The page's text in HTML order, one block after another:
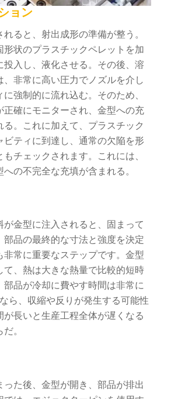
ョン
ると、射出成形の準備が整う。
形状のプラスチックペレットを加
投入し、液化させる。その後、溶
、非常に高い圧力でノズルを介し
強制的に流れ込む。そのため、
正確にモニターされ、金型への充
る。これに加えて、プラスチック
ビティに到達し、通常の欠陥を形
チェックされます。これには、
の不完全な充填が含まれる。
が金型に注入されると、固まって
部品の最終的な寸法と強度を決定
非常に重要なステップです。金型
て、熱は大きな熱量で比較的短時
部品が冷却に費やす時間は非常に
ら、収縮や反りが発生する可能性
が長いと生産工程全体が遅くなる
。
った後、金型が開き、部品が排出